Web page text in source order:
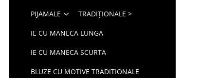
PIJAMALE TRADIȚIONALE >
IE CU MANECA LUNGA
IE CU MANECA SCURTA
BLUZE CU MOTIVE TRADITIONALE